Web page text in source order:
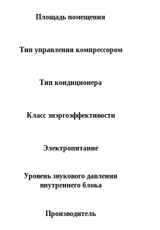
Площадь помещения
Тип управления компрессором
Тип кондиционера
Класс энэргоэффективости
Электропитание
Уровень звукового давления
внутреннего блока
Производитель